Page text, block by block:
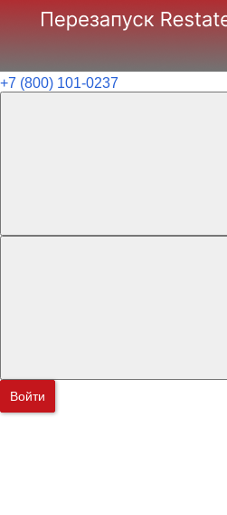
+7 (800) 101-0237
Войти